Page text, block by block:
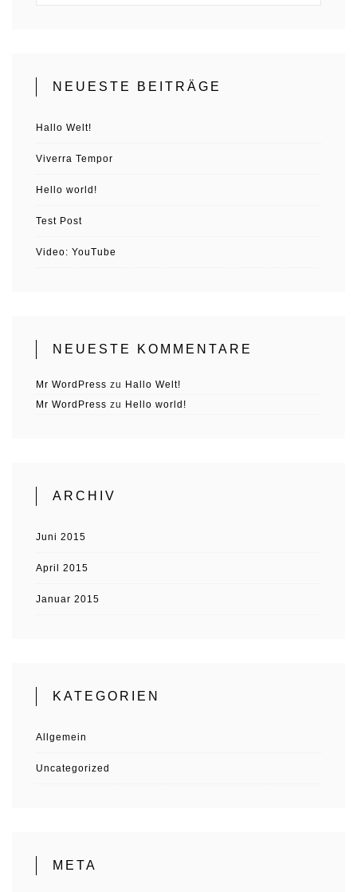
NEUESTE BEITRÄGE
Hallo Welt!
Viverra Tempor
Hello world!
Test Post
Video: YouTube
NEUESTE KOMMENTARE
Mr WordPress zu Hallo Welt!
Mr WordPress zu Hello world!
ARCHIV
Juni 2015
April 2015
Januar 2015
KATEGORIEN
Allgemein
Uncategorized
META